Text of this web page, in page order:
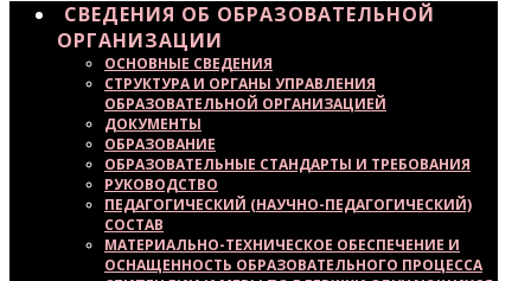
СВЕДЕНИЯ ОБ ОБРАЗОВАТЕЛЬНОЙ
ОРГАНИЗАЦИИ
ОСНОВНЫЕ СВЕДЕНИЯ
СТРУКТУРА И ОРГАНЫ УПРАВЛЕНИЯ
ОБРАЗОВАТЕЛЬНОЙ ОРГАНИЗАЦИЕЙ
ДОКУМЕНТЫ
ОБРАЗОВАНИЕ
ОБРАЗОВАТЕЛЬНЫЕ СТАНДАРТЫ И ТРЕБОВАНИЯ
РУКОВОДСТВО
ПЕДАГОГИЧЕСКИЙ (НАУЧНО-ПЕДАГОГИЧЕСКИЙ)
СОСТАВ
МАТЕРИАЛЬНО-ТЕХНИЧЕСКОЕ ОБЕСПЕЧЕНИЕ И
ОСНАЩЕННОСТЬ ОБРАЗОВАТЕЛЬНОГО ПРОЦЕССА